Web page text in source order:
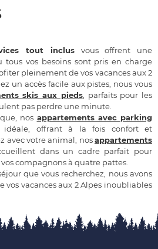
tout inclusvous offrent une
tous vos besoins sont pris en charge
pleinement de vos vacances aux 2
un accès facile aux pistes, nous vous
skis aux pieds, parfaits pour les
pas perdre une minute.
nos appartements avec parking
offrant à la fois confort et
avec votre animal, nosappartements
dans un cadre parfait pour
compagnons à quatre pattes.
que vous recherchez, nous avons
vacances aux 2 Alpes inoubliables